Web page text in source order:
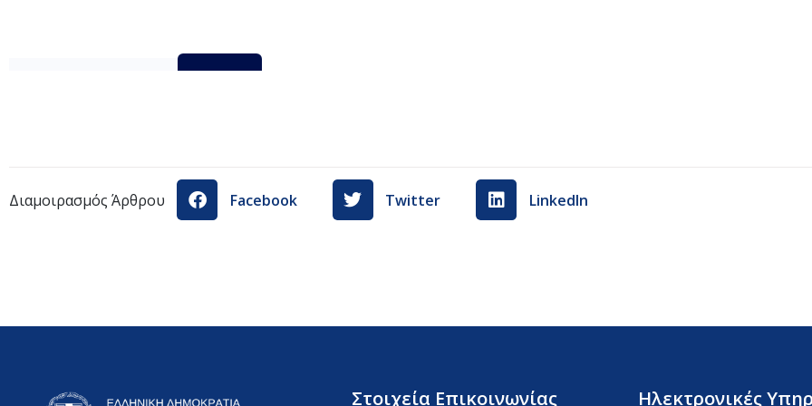
Λήψη
Διαμοιρασμός Άρθρου Facebook Twitter LinkedIn
Στοιχεία Επικοινωνίας Ηλεκτρονικές